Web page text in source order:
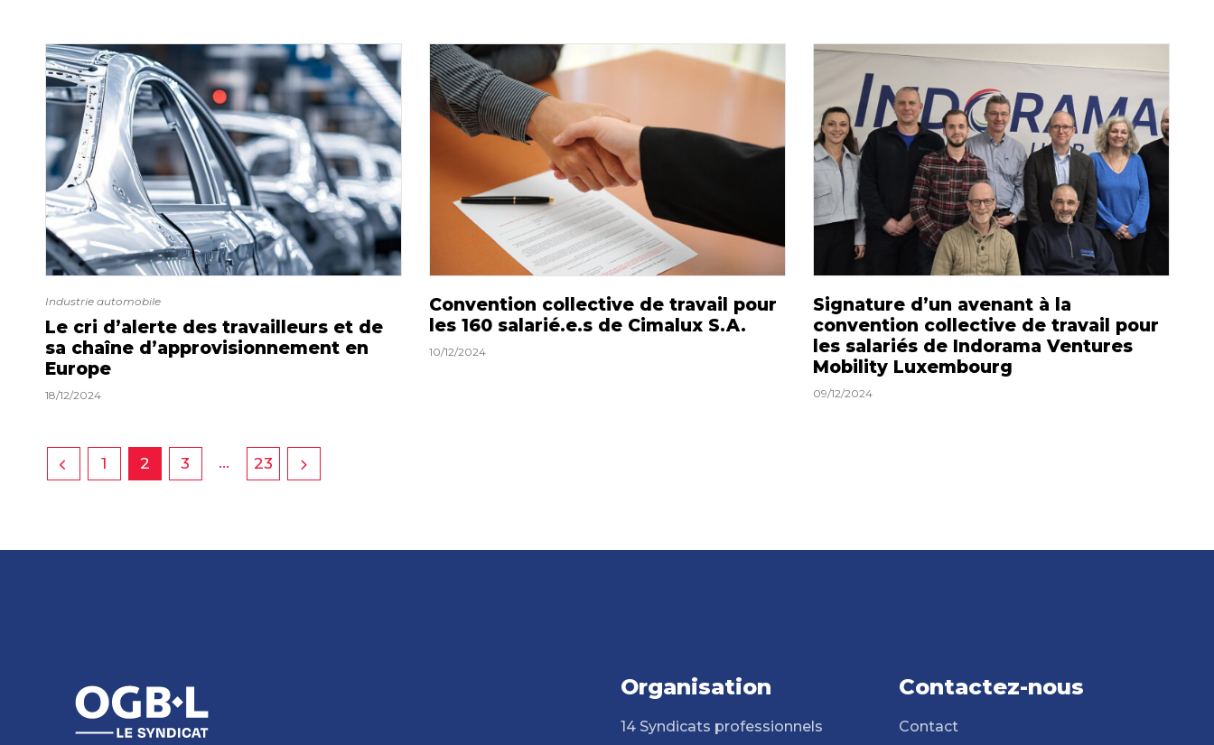
Industrie automobile
Le cri d’alerte des travailleurs et de
sa chaîne d’approvisionnement en
Europe
18/12/2024
Convention collective de travail pour
les 160 salarié.e.s de Cimalux S.A.
10/12/2024
Signature d’un avenant à la
convention collective de travail pour
les salariés de Indorama Ventures
Mobility Luxembourg
09/12/2024
1 2 3 … 23
Organisation
14 Syndicats professionnels
Contactez-nous
Contact